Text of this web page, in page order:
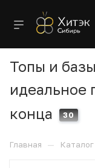
Топы и
идеальное
конца
30
Главная — Каталог